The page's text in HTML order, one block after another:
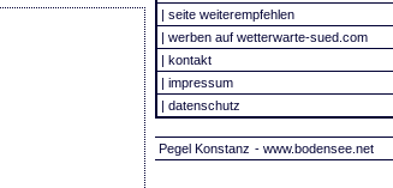
| seite weiterempfehlen
| werben auf wetterwarte-sued.com
| kontakt
| impressum
| datenschutz
Pegel Konstanz - www.bodensee.net